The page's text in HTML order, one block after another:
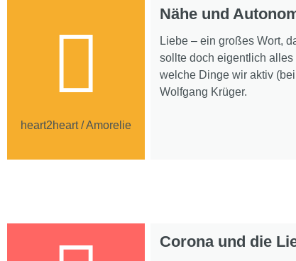
heart2heart / Amorelie
Nähe und
Liebe – ein großes Wort,
sollte doch eigentlich alles
welche Dinge wir aktiv
Wolfgang Krüger.
Corona und die